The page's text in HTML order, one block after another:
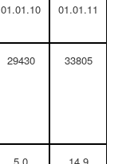
01.01.10 01.01.11
29430 33805
5,0 14,9